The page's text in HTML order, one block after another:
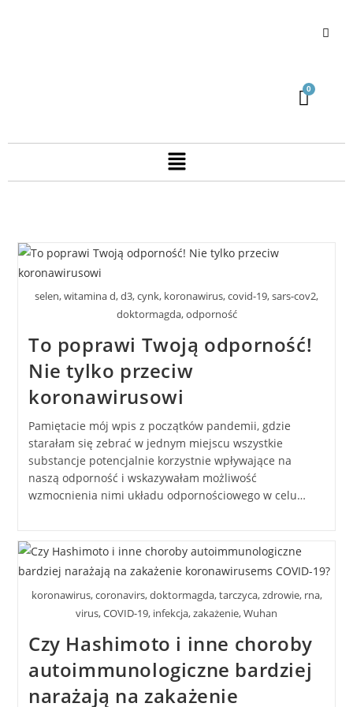
selen, witamina d, d3, cynk, koronawirus, covid-19, sars-cov2,
doktormagda, odporność
To poprawi Twoją odporność!
Nie tylko przeciw
koronawirusowi
Pamiętacie mój wpis z początków pandemii, gdzie
starałam się zebrać w jednym miejscu wszystkie
substancje potencjalnie korzystnie wpływające na
naszą odporność i wskazywałam możliwość
wzmocnienia nimi układu odpornościowego w celu…
koronawirus, coronavirs, doktormagda, tarczyca, zdrowie, rna,
virus, COVID-19, infekcja, zakażenie, Wuhan
Czy Hashimoto i inne choroby
autoimmunologiczne bardziej
narażają na zakażenie